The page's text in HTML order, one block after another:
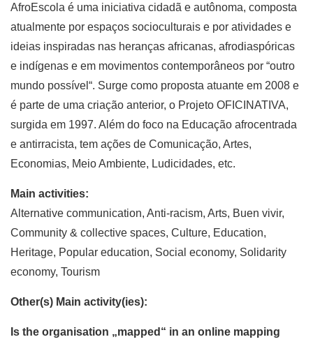
AfroEscola é uma iniciativa cidadã e autônoma, composta
atualmente por espaços socioculturais e por atividades e
ideias inspiradas nas heranças africanas, afrodiaspóricas
e indígenas e em movimentos contemporâneos por “outro
mundo possível“. Surge como proposta atuante em 2008 e
é parte de uma criação anterior, o Projeto OFICINATIVA,
surgida em 1997. Além do foco na Educação afrocentrada
e antirracista, tem ações de Comunicação, Artes,
Economias, Meio Ambiente, Ludicidades, etc.
Main activities:
Alternative communication, Anti-racism, Arts, Buen vivir,
Community & collective spaces, Culture, Education,
Heritage, Popular education, Social economy, Solidarity
economy, Tourism
Other(s) Main activity(ies):
Is the organisation „mapped“ in an online mapping